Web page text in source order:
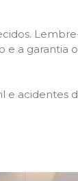
e a garantia
acidentes